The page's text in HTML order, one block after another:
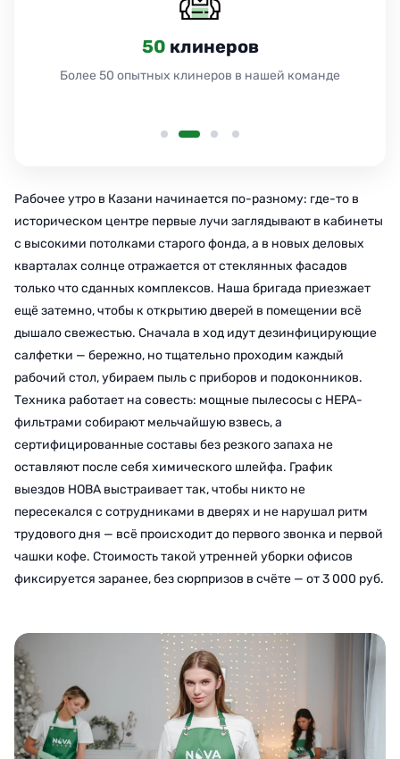
50 клинеров
Более 50 опытных клинеров в нашей команде
Рабочее утро в Казани начинается по-разному: где-то в
историческом центре первые лучи заглядывают в кабинеты
с высокими потолками старого фонда, а в новых деловых
кварталах солнце отражается от стеклянных фасадов
только что сданных комплексов. Наша бригада приезжает
ещё затемно, чтобы к открытию дверей в помещении всё
дышало свежестью. Сначала в ход идут дезинфицирующие
салфетки — бережно, но тщательно проходим каждый
рабочий стол, убираем пыль с приборов и подоконников.
Техника работает на совесть: мощные пылесосы с HEPA-
фильтрами собирают мельчайшую взвесь, а
сертифицированные составы без резкого запаха не
оставляют после себя химического шлейфа. График
выездов НОВА выстраивает так, чтобы никто не
пересекался с сотрудниками в дверях и не нарушал ритм
трудового дня — всё происходит до первого звонка и первой
чашки кофе. Стоимость такой утренней уборки офисов
фиксируется заранее, без сюрпризов в счёте — от 3 000 руб.